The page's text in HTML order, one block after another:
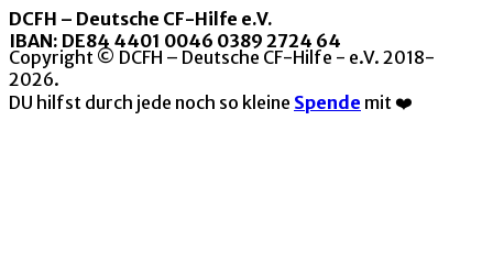
DCFH – Deutsche CF-Hilfe e.V.
IBAN: DE84 4401 0046 0389 2724 64
Copyright © DCFH – Deutsche CF-Hilfe - e.V. 2018-
2026.
DU hilfst durch jede noch so kleine Spende mit ❤️